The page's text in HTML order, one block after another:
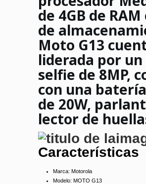
de 4GB de
de
Moto G13
liderada por un
selfie de 8MP,
con una
de 20W,
lector de
Características
Marca: Motorola
Modelo: MOTO G13